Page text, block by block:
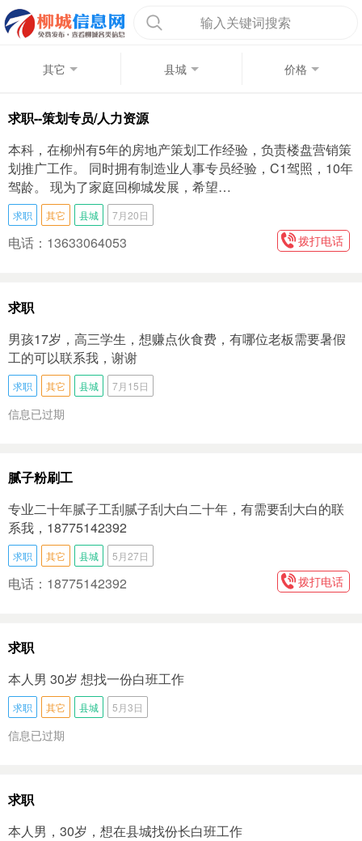
输入关键词搜索
其它 县城 价格
求职--策划专员/人力资源
本科，在柳州有5年的房地产策划工作经验，负责楼盘营销策
划推广工作。 同时拥有制造业人事专员经验，C1驾照，10年
驾龄。 现为了家庭回柳城发展，希望…
求职 其它 县城 7月20日
电话：13633064053 拨打电话
求职
男孩17岁，高三学生，想赚点伙食费，有哪位老板需要暑假
工的可以联系我，谢谢
求职 其它 县城 7月15日
信息已过期
腻子粉刷工
专业二十年腻子工刮腻子刮大白二十年，有需要刮大白的联
系我，18775142392
求职 其它 县城 5月27日
电话：18775142392 拨打电话
求职
本人男 30岁 想找一份白班工作
求职 其它 县城 5月3日
信息已过期
求职
本人男，30岁，想在县城找份长白班工作